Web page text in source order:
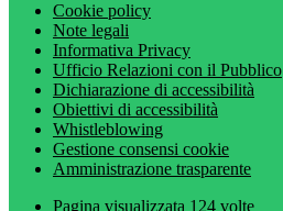
Cookie policy
Note legali
Informativa Privacy
Ufficio Relazioni con il Pubblico
Dichiarazione di accessibilità
Obiettivi di accessibilità
Whistleblowing
Gestione consensi cookie
Amministrazione trasparente
Pagina visualizzata 124 volte